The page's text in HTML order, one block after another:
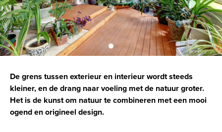
De grens tussen exterieur en interieur wordt steeds
kleiner, en de drang naar voeling met de natuur groter.
Het is de kunst om natuur te combineren met een mooi
ogend en origineel design.